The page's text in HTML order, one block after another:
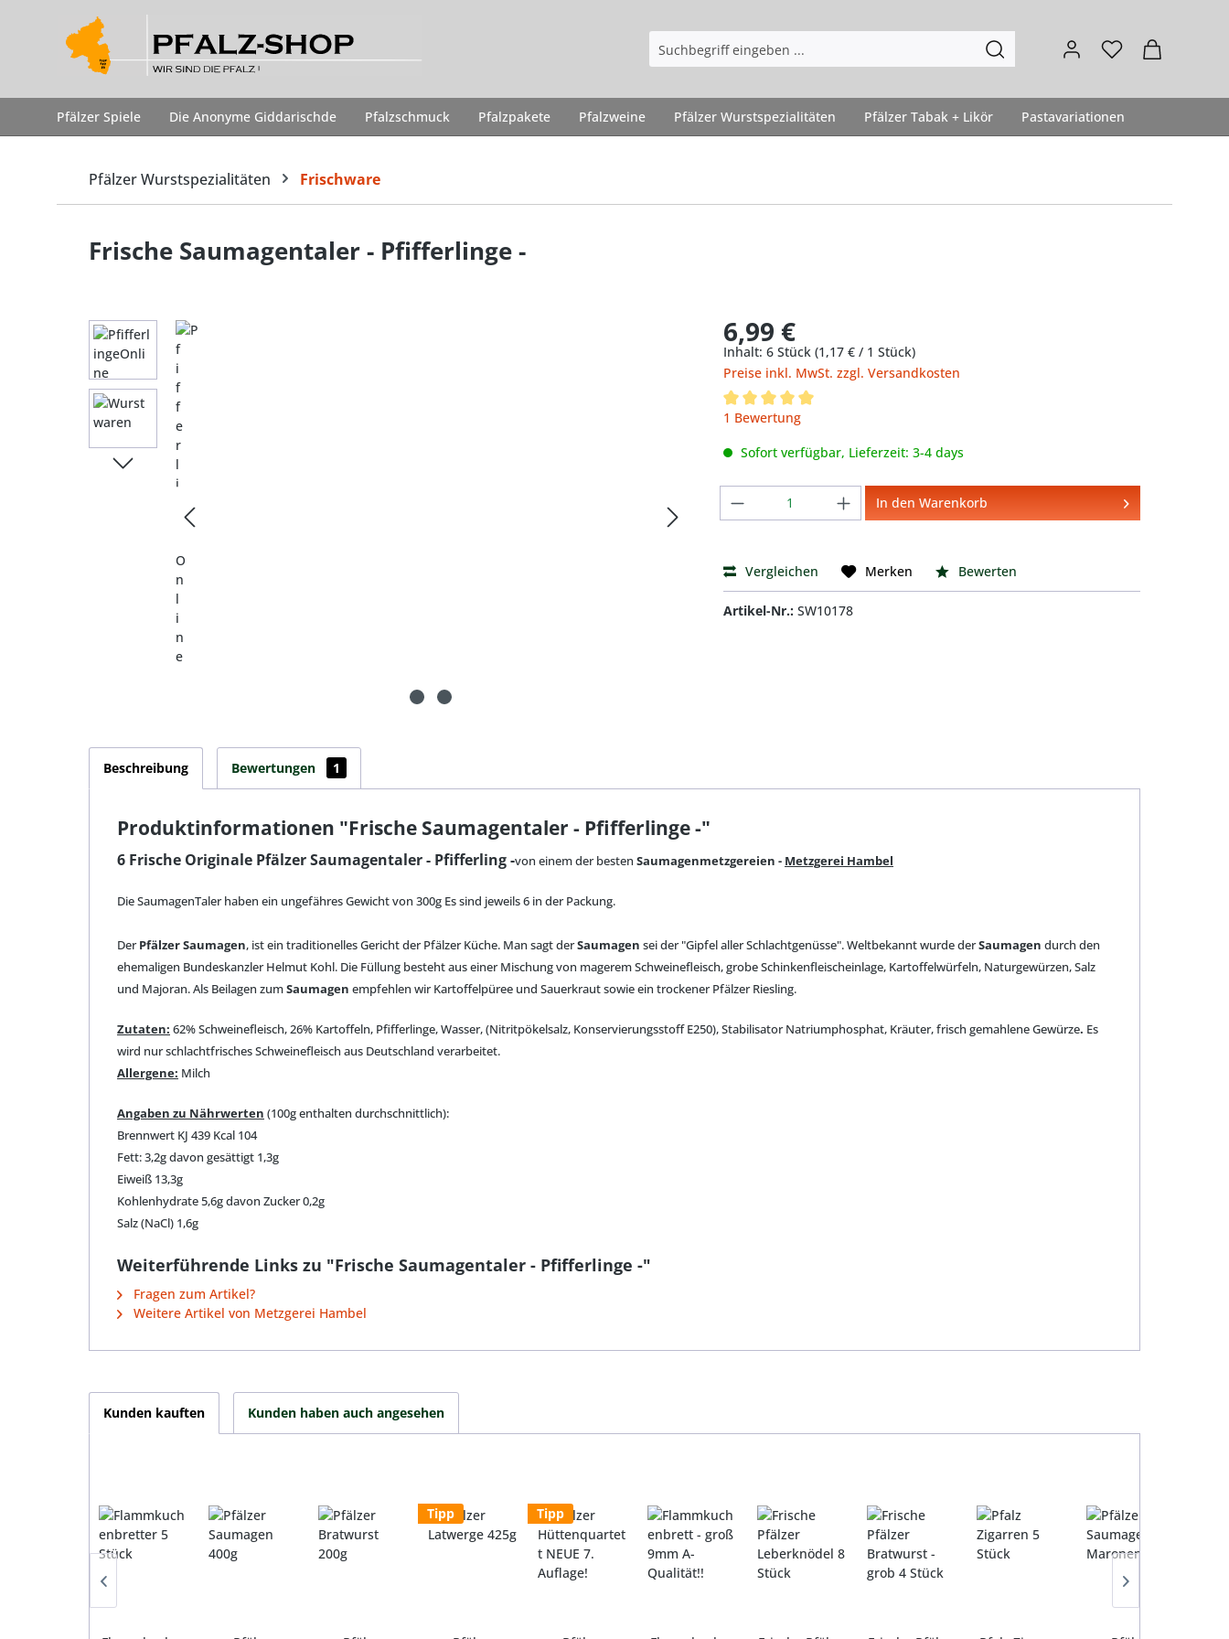
Zur Hauptnavigation springen
Pfälzer Spiele Die Anonyme Giddarischde Pfalzschmuck Pfalzpakete Pfalzweine Pfälzer Wurstspezialitäten Pfälzer Tabak + Likör Pastavariationen
Pfälzer Wurstspezialitäten Frischware
Frische Saumagentaler - Pfifferlinge -
Bildergalerie überspringen 6,99 €
Inhalt:6 Stück(1,17 € / 1 Stück)
Preise inkl. MwSt. zzgl. Versandkosten
Durchschnittliche Bewertung von 5 von 5 Sternen
1 Bewertung
Sofort verfügbar, Lieferzeit: 3-4 days
Produkt Anzahl: Gib den gewünschten Wert
In den Warenkorb
Vergleichen Merken Bewerten
Artikel-Nr.:SW10178
Beschreibung Bewertungen 1
Produktinformationen "Frische Saumagentaler - Pfifferlinge -"
6 Frische Originale Pfälzer Saumagentaler - Pfifferling -von einem der besten Saumagenmetzgereien - Metzgerei Hambel
Die SaumagenTaler haben ein ungefähres Gewicht von 300g Es sind jeweils 6 in der Packung.
DerPfälzer Saumagen, ist ein traditionelles Gericht der Pfälzer Küche. Man sagt derSaumagen sei der "Gipfel aller Schlachtgenüsse". Weltbekannt wurde derSaumagen durch den
ehemaligen Bundeskanzler Helmut Kohl. Die Füllung besteht aus einer Mischung von magerem Schweinefleisch, grobe Schinkenfleischeinlage, Kartoffelwürfeln, Naturgewürzen, Salz
und Majoran. Als Beilagen zumSaumagen empfehlen wir Kartoffelpüree und Sauerkraut sowie ein trockener Pfälzer Riesling.
Zutaten: 62% Schweinefleisch, 26% Kartoffeln, Pfifferlinge, Wasser, (Nitritpökelsalz, Konservierungsstoff E250), Stabilisator Natriumphosphat, Kräuter, frisch gemahlene Gewürze. Es
wird nur schlachtfrisches Schweinefleisch aus Deutschland verarbeitet.
Allergene: Milch
Angaben zu Nährwerten (100g enthalten durchschnittlich):
Brennwert KJ 439 Kcal 104
Fett: 3,2g davon gesättigt 1,3g
Eiweiß 13,3g
Kohlenhydrate 5,6g davon Zucker 0,2g
Salz (NaCl) 1,6g
Weiterführende Links zu "Frische Saumagentaler - Pfifferlinge -"
Fragen zum Artikel?
Weitere Artikel von Metzgerei Hambel
Kunden kauften Kunden haben auch angesehen
Tipp Tipp